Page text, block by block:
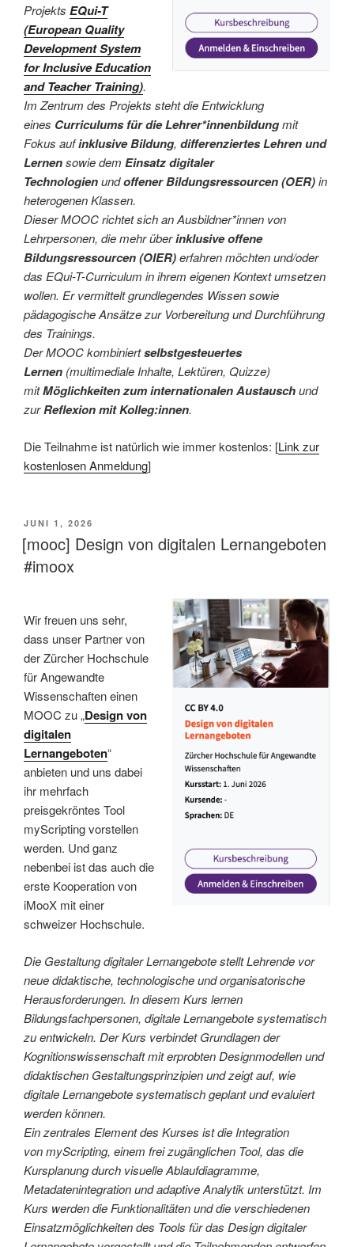
Projekts EQui-T
(European Quality
Development System
for Inclusive Education
and Teacher Training).
Im Zentrum des Projekts steht die Entwicklung
eines Curriculums für die Lehrer*innenbildungmit
Fokus aufinklusive Bildung, differenziertes Lehren und
Lernensowie dem Einsatz digitaler
Technologienundoffener Bildungsressourcen (OER)in
heterogenen Klassen.
Dieser MOOC richtet sich an Ausbildner*innen von
Lehrpersonen, die mehr überinklusive offene
Bildungsressourcen (OIER)erfahren möchten und/oder
das EQui-T-Curriculum in ihrem eigenen Kontext umsetzen
wollen. Er vermittelt grundlegendes Wissen sowie
pädagogische Ansätze zur Vorbereitung und Durchführung
des Trainings.
Der MOOC kombiniertselbstgesteuertes
Lernen (multimediale Inhalte, Lektüren, Quizze)
mitMöglichkeiten zum internationalen Austauschund
zurReflexion mit Kolleg:innen.
Die Teilnahme ist natürlich wie immer kostenlos: [Link zur
kostenlosen Anmeldung]
VERÖFFENTLICHT
AM
JUNI 1, 2026
[mooc] Design von digitalen Lernangeboten
#imoox
Wir freuen uns sehr,
dass unser Partner von
der Zürcher Hochschule
für Angewandte
Wissenschaften einen
MOOC zu „Design von
digitalen
Lernangeboten“
anbieten und uns dabei
ihr mehrfach
preisgekröntes Tool
myScripting vorstellen
werden. Und ganz
nebenbei ist das auch die
erste Kooperation von
iMooX mit einer
schweizer Hochschule.
Die Gestaltung digitaler Lernangebote stellt Lehrende vor
neue didaktische, technologische und organisatorische
Herausforderungen. In diesem Kurs lernen
Bildungsfachpersonen, digitale Lernangebote systematisch
zu entwickeln. Der Kurs verbindet Grundlagen der
Kognitionswissenschaft mit erprobten Designmodellen und
didaktischen Gestaltungsprinzipien und zeigt auf, wie
digitale Lernangebote systematisch geplant und evaluiert
werden können.
Ein zentrales Element des Kurses ist die Integration
von myScripting, einem frei zugänglichen Tool, das die
Kursplanung durch visuelle Ablaufdiagramme,
Metadatenintegration und adaptive Analytik unterstützt. Im
Kurs werden die Funktionalitäten und die verschiedenen
Einsatzmöglichkeiten des Tools für das Design digitaler